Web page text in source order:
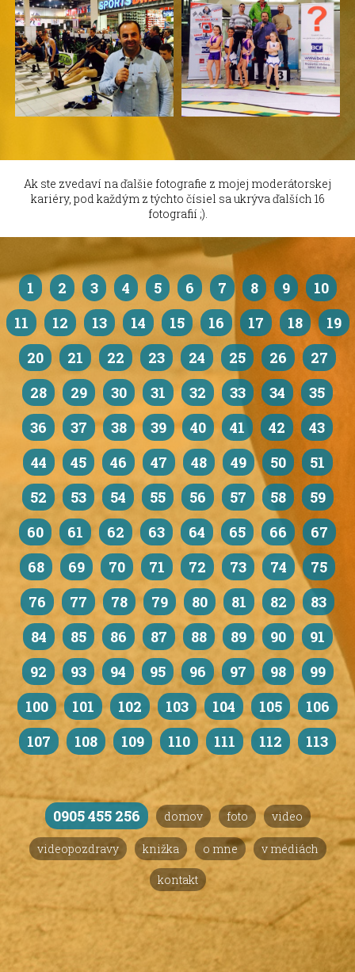
Ak ste zvedaví na ďalšie fotografie z mojej moderátorskej
kariéry, pod každým z týchto čísiel sa ukrýva ďalších 16
fotografií ;).
1 2 3 4 5 6 7 8 9
10
11
12 13 14 15 16 17 18
19
20
21 22 23 24 25 26
27
28
29 30 31 32 33 34
35
36
37 38 39 40 41 42
43
44
45 46 47 48 49 50
51
52
53 54 55 56 57 58
59
60
61 62 63 64 65 66
67
68
69 70 71 72 73 74
75
76
77 78 79 80 81 82
83
84
85 86 87 88 89 90
91
92
93 94 95 96 97 98
99
100
101 102 103 104 105
106
107
108 109 110 111 112 113
0905 455 256 domov foto video
videopozdravy knižka o mne v médiách
kontakt